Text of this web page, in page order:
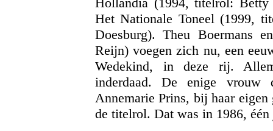
Het Nationale Toneel (1999,
Doesburg). Theu Boermans
Reijn) voegen zich nu, een
Wedekind, in deze rij.
inderdaad. De enige
Annemarie Prins, bij haar
de titelrol. Dat was in 1986,